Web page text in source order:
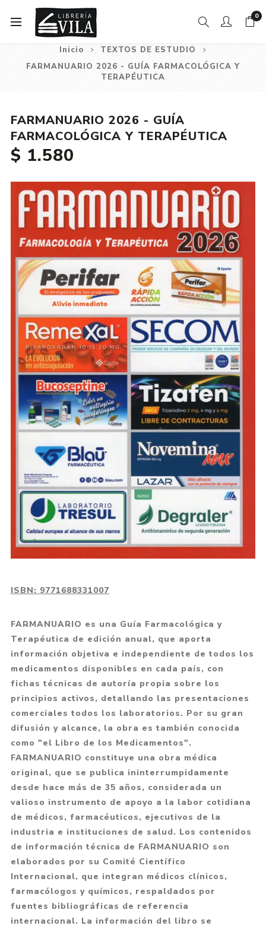
0
Inicio
TEXTOS DE ESTUDIO
FARMANUARIO 2026 - GUÍA FARMACOLÓGICA Y
TERAPÉUTICA
FARMANUARIO 2026 - GUÍA
FARMACOLÓGICA Y TERAPÉUTICA
$ 1.580
ISBN: 9771688331007
FARMANUARIO es una Guía Farmacológica y
Terapéutica de edición anual, que aporta
información objetiva e independiente de todos los
medicamentos disponibles en cada país, con
fichas técnicas de autoría propia sobre los
principios activos, detallando las presentaciones
comerciales todos los laboratorios. Por su gran
difusión y alcance, la obra es también conocida
como "el Libro de los Medicamentos".
FARMANUARIO constituye una obra médica
original, que se publica ininterrumpidamente
desde hace más de 35 años, considerada un
valioso instrumento de apoyo a la labor cotidiana
de médicos, farmacéuticos, ejecutivos de la
industria e instituciones de salud. Los contenidos
de información técnica de FARMANUARIO son
elaborados por su Comité Científico
Internacional, que integran médicos clínicos,
farmacólogos y químicos, respaldados por
fuentes bibliográficas de referencia
internacional. La información del libro se